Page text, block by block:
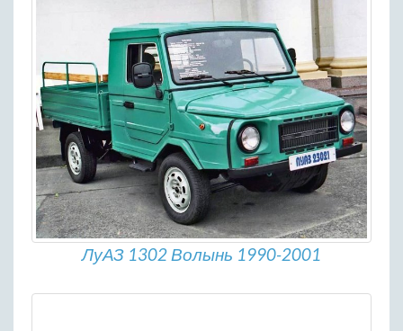
ЛуАЗ 1302 Волынь 1990-2001